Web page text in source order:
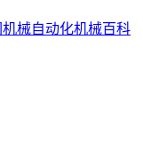
机械自动化机械百科